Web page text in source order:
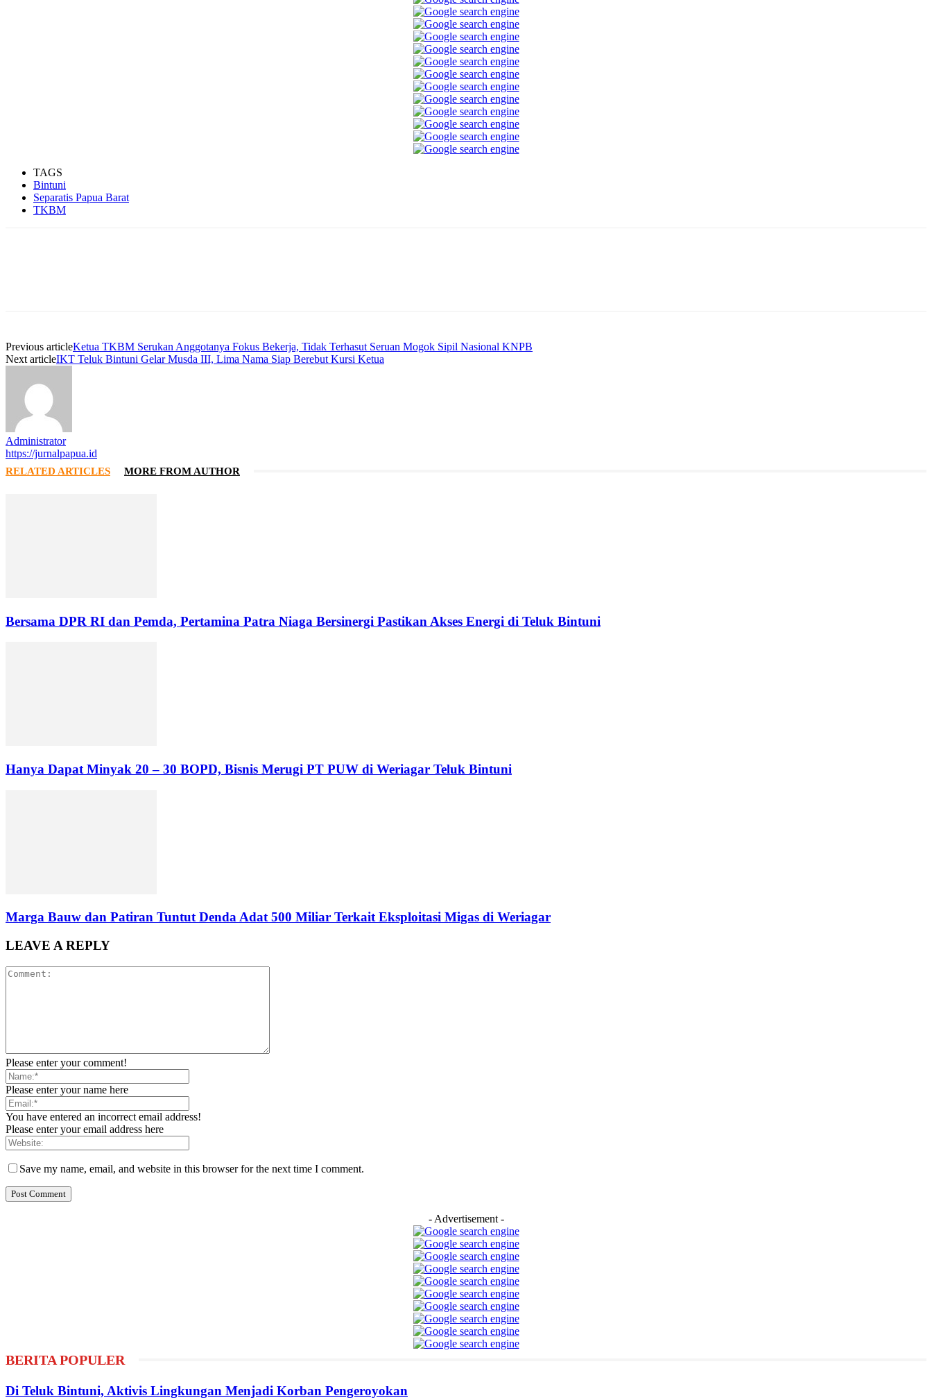
TAGS
Bintuni
Separatis Papua Barat
TKBM
Previous articleKetua TKBM Serukan Anggotanya Fokus Bekerja, Tidak Terhasut Seruan Mogok Sipil Nasional KNPB
Next articleIKT Teluk Bintuni Gelar Musda III, Lima Nama Siap Berebut Kursi Ketua
Administrator
https://jurnalpapua.id
RELATED ARTICLES MORE FROM AUTHOR
Bersama DPR RI dan Pemda, Pertamina Patra Niaga Bersinergi Pastikan Akses Energi di Teluk Bintuni
Hanya Dapat Minyak 20 – 30 BOPD, Bisnis Merugi PT PUW di Weriagar Teluk Bintuni
Marga Bauw dan Patiran Tuntut Denda Adat 500 Miliar Terkait Eksploitasi Migas di Weriagar
LEAVE A REPLY
Please enter your comment!
Please enter your name here
You have entered an incorrect email address!
Please enter your email address here
Save my name, email, and website in this browser for the next time I comment.
- Advertisement -
BERITA POPULER
Di Teluk Bintuni, Aktivis Lingkungan Menjadi Korban Pengeroyokan